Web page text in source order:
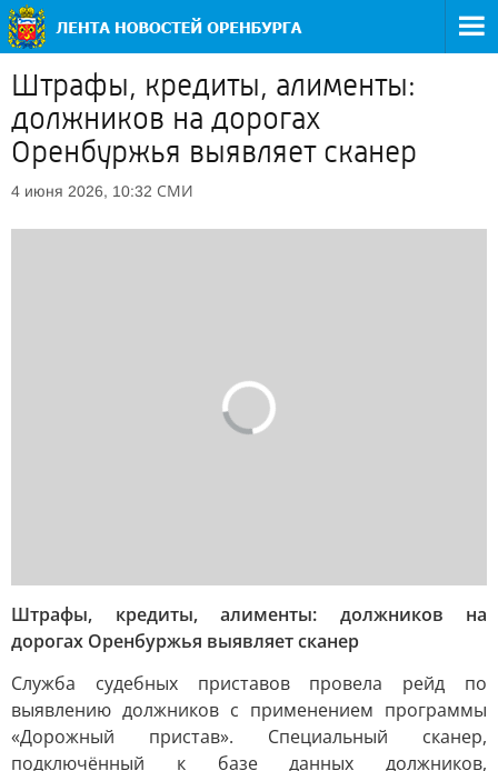
Штрафы, кредиты, алименты:
должников на дорогах
Оренбуржья выявляет сканер
4 июня 2026, 10:32 СМИ
Штрафы, кредиты, алименты: должников на
дорогах Оренбуржья выявляет сканер
Служба судебных приставов провела рейд по
выявлению должников с применением программы
«Дорожный пристав». Специальный сканер,
подключённый к базе данных должников,